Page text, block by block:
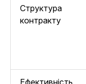
Структура
контракту
Ефективність